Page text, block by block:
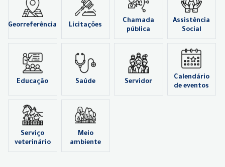
Georreferência Licitações
Chamada
pública
Assistência
Social
Educação Saúde Servidor
Calendário
de eventos
Serviço
veterinário
Meio
ambiente